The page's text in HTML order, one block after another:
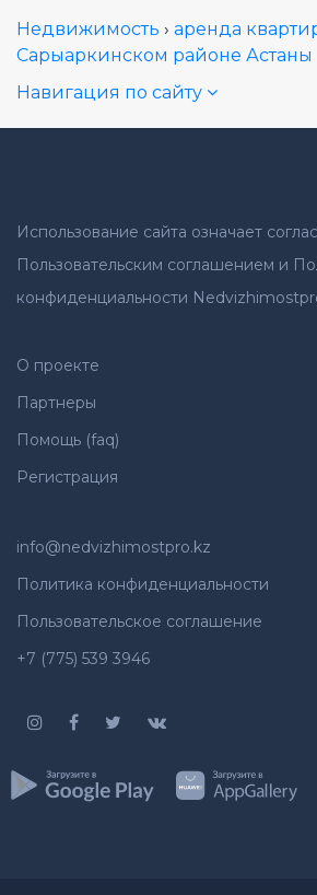
Недвижимость › аренда
Сарыаркинcком районе Астаны
Навигация по сайту
Использование сайта означает
Пользовательским соглашением и
конфиденциальности
О проекте
Партнеры
Помощь (faq)
Регистрация
info@nedvizhimostpro.kz
Политика конфиденциальности
Пользовательское соглашение
+7 (775) 539 3946